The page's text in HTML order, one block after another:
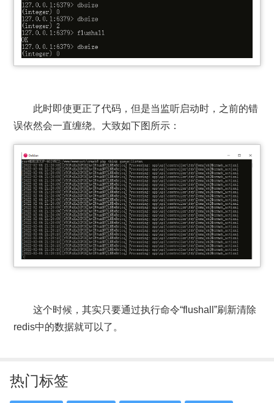
此时即使更正了代码，但是当监听启动时，之前的错
误依然会一直缠绕。大致如下图所示：
这个时候，其实只要通过执行命令“flushall”刷新清除
redis中的数据就可以了。
热门标签